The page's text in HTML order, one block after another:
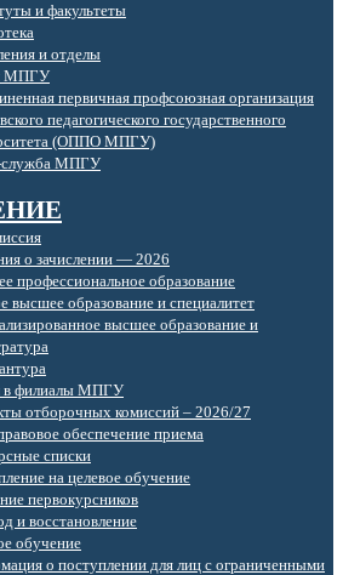
и факультеты
и отделы
МПГУ
первичная профсоюзная организация
педагогического государственного
(ОППО МПГУ)
служба МПГУ
о зачислении — 2026
профессиональное образование
высшее образование и специалитет
высшее образование и
в филиалы МПГУ
отборочных комиссий – 2026/27
обеспечение приема
списки
на целевое обучение
первокурсников
и восстановление
обучение
о поступлении для лиц с ограниченными